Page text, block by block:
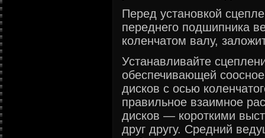
Перед установкой
переднего подшипника
коленчатом валу,
Устанавливайте
обеспечивающей
дисков с осью
правильное взаимное
дисков — короткими
друг другу. Средний